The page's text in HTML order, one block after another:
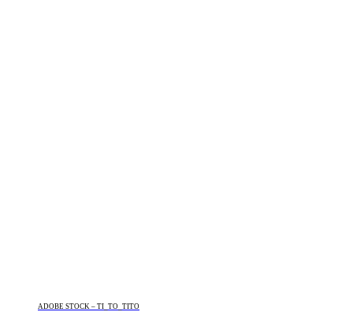
ADOBE STOCK – TI_TO_TITO